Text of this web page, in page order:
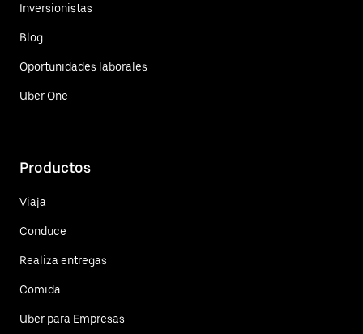
Inversionistas
Blog
Oportunidades laborales
Uber One
Productos
Viaja
Conduce
Realiza entregas
Comida
Uber para Empresas